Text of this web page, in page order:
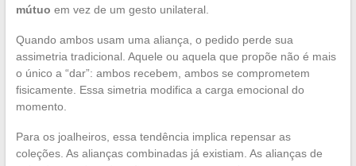
mútuo em vez de um gesto unilateral.
Quando ambos usam uma aliança, o pedido perde sua
assimetria tradicional. Aquele ou aquela que propõe não é mais
o único a “dar”: ambos recebem, ambos se comprometem
fisicamente. Essa simetria modifica a carga emocional do
momento.
Para os joalheiros, essa tendência implica repensar as
coleções. As alianças combinadas já existiam. As alianças de